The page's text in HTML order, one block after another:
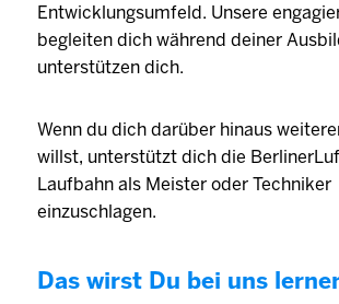
Entwicklungsumfeld. Unsere
begleiten dich während deiner
unterstützen dich.
Wenn du dich darüber hinaus
willst, unterstützt dich die
Laufbahn als Meister oder Techniker
einzuschlagen.
Das wirst Du bei uns